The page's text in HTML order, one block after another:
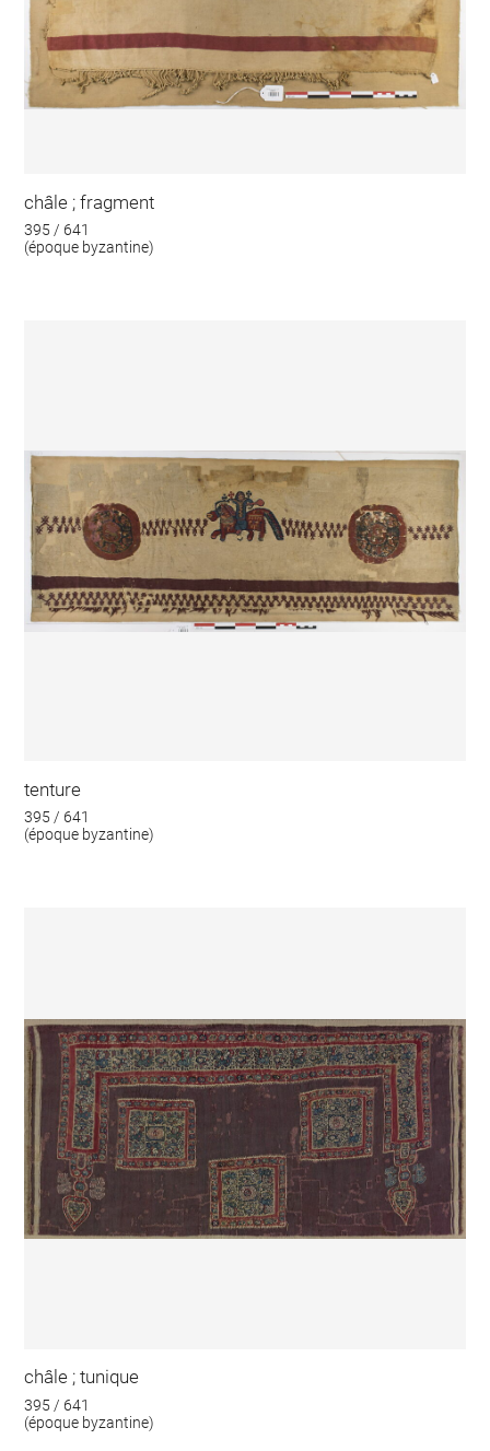
châle ; fragment
395 / 641
(époque byzantine)
tenture
395 / 641
(époque byzantine)
châle ; tunique
395 / 641
(époque byzantine)